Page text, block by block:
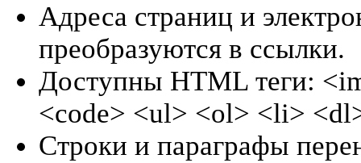
Адреса страниц и
преобразуются в ссылки.
Доступны HTML теги:
<code> <ul> <ol> <li>
Строки и параграфы